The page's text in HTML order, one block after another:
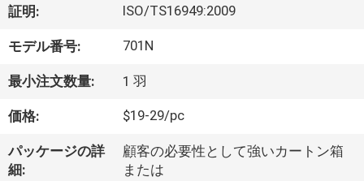
私
達
つ
い
証明: ISO/TS16949:2009
モデル番号: 701N
最小注文数量: 1 羽
価格: $19-29/pc
パッケージの詳
細:
顧客の必要性として強いカートン箱
または